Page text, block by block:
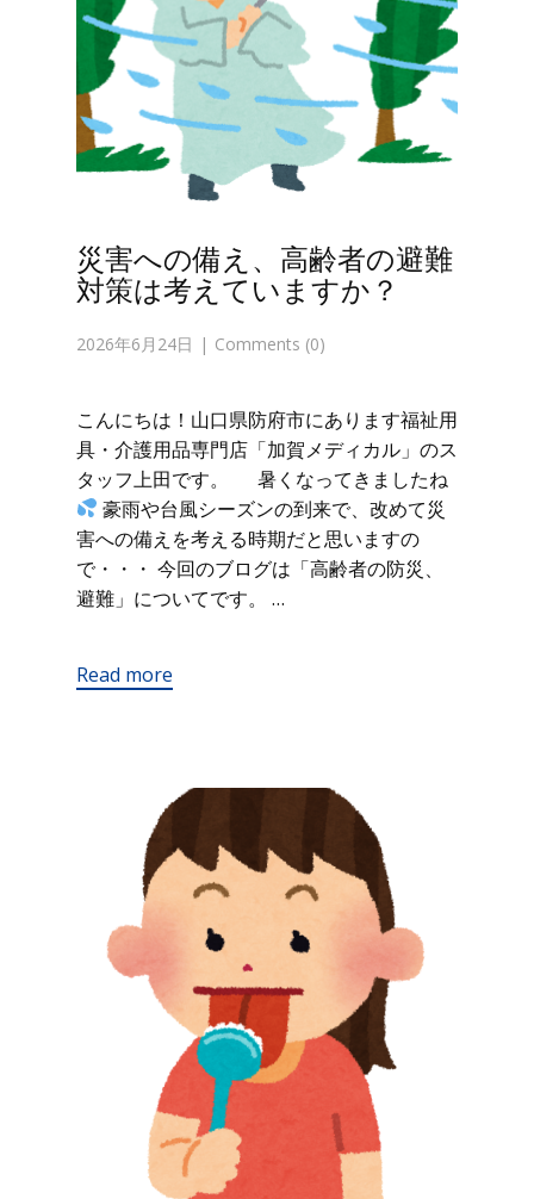
災害への備え、高齢者の避難
対策は考えていますか？
2026年6月24日 Comments (0)
こんにちは！山口県防府市にあります福祉用
具・介護用品専門店「加賀メディカル」のス
タッフ上田です。 暑くなってきましたね
豪雨や台風シーズンの到来で、改めて災
害への備えを考える時期だと思いますの
で・・・ 今回のブログは「高齢者の防災、
避難」についてです。 …
Read more